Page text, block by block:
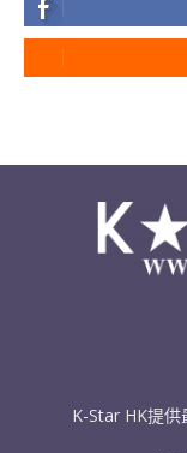
K-Star HK提